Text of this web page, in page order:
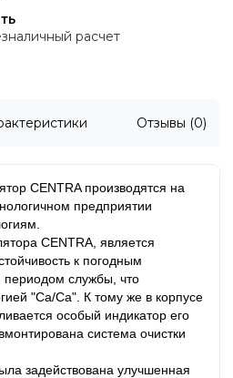
расчет
Отзывы (0)
CENTRA производятся на
предприятии
CENTRA, является
к погодным
периодом службы, что
"Ca/Ca". К тому же в корпусе
особый индикатор его
система очистки
задействована улучшенная